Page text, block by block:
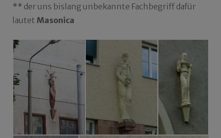
** der uns bislang unbekannte Fachbegriff dafür
lautet Masonica